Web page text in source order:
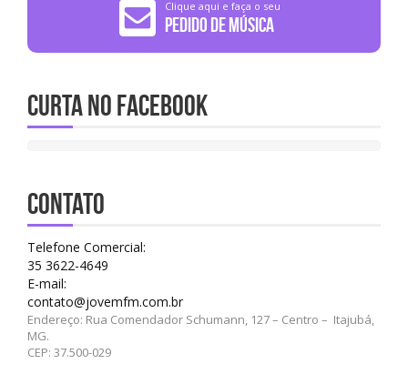
Clique aqui e faça o seu
Pedido de Música
Curta no Facebook
CONTATO
Telefone Comercial:
35 3622-4649
E-mail:
contato@jovemfm.com.br
Endereço: Rua Comendador Schumann, 127 – Centro – Itajubá,
MG.
CEP: 37.500-029